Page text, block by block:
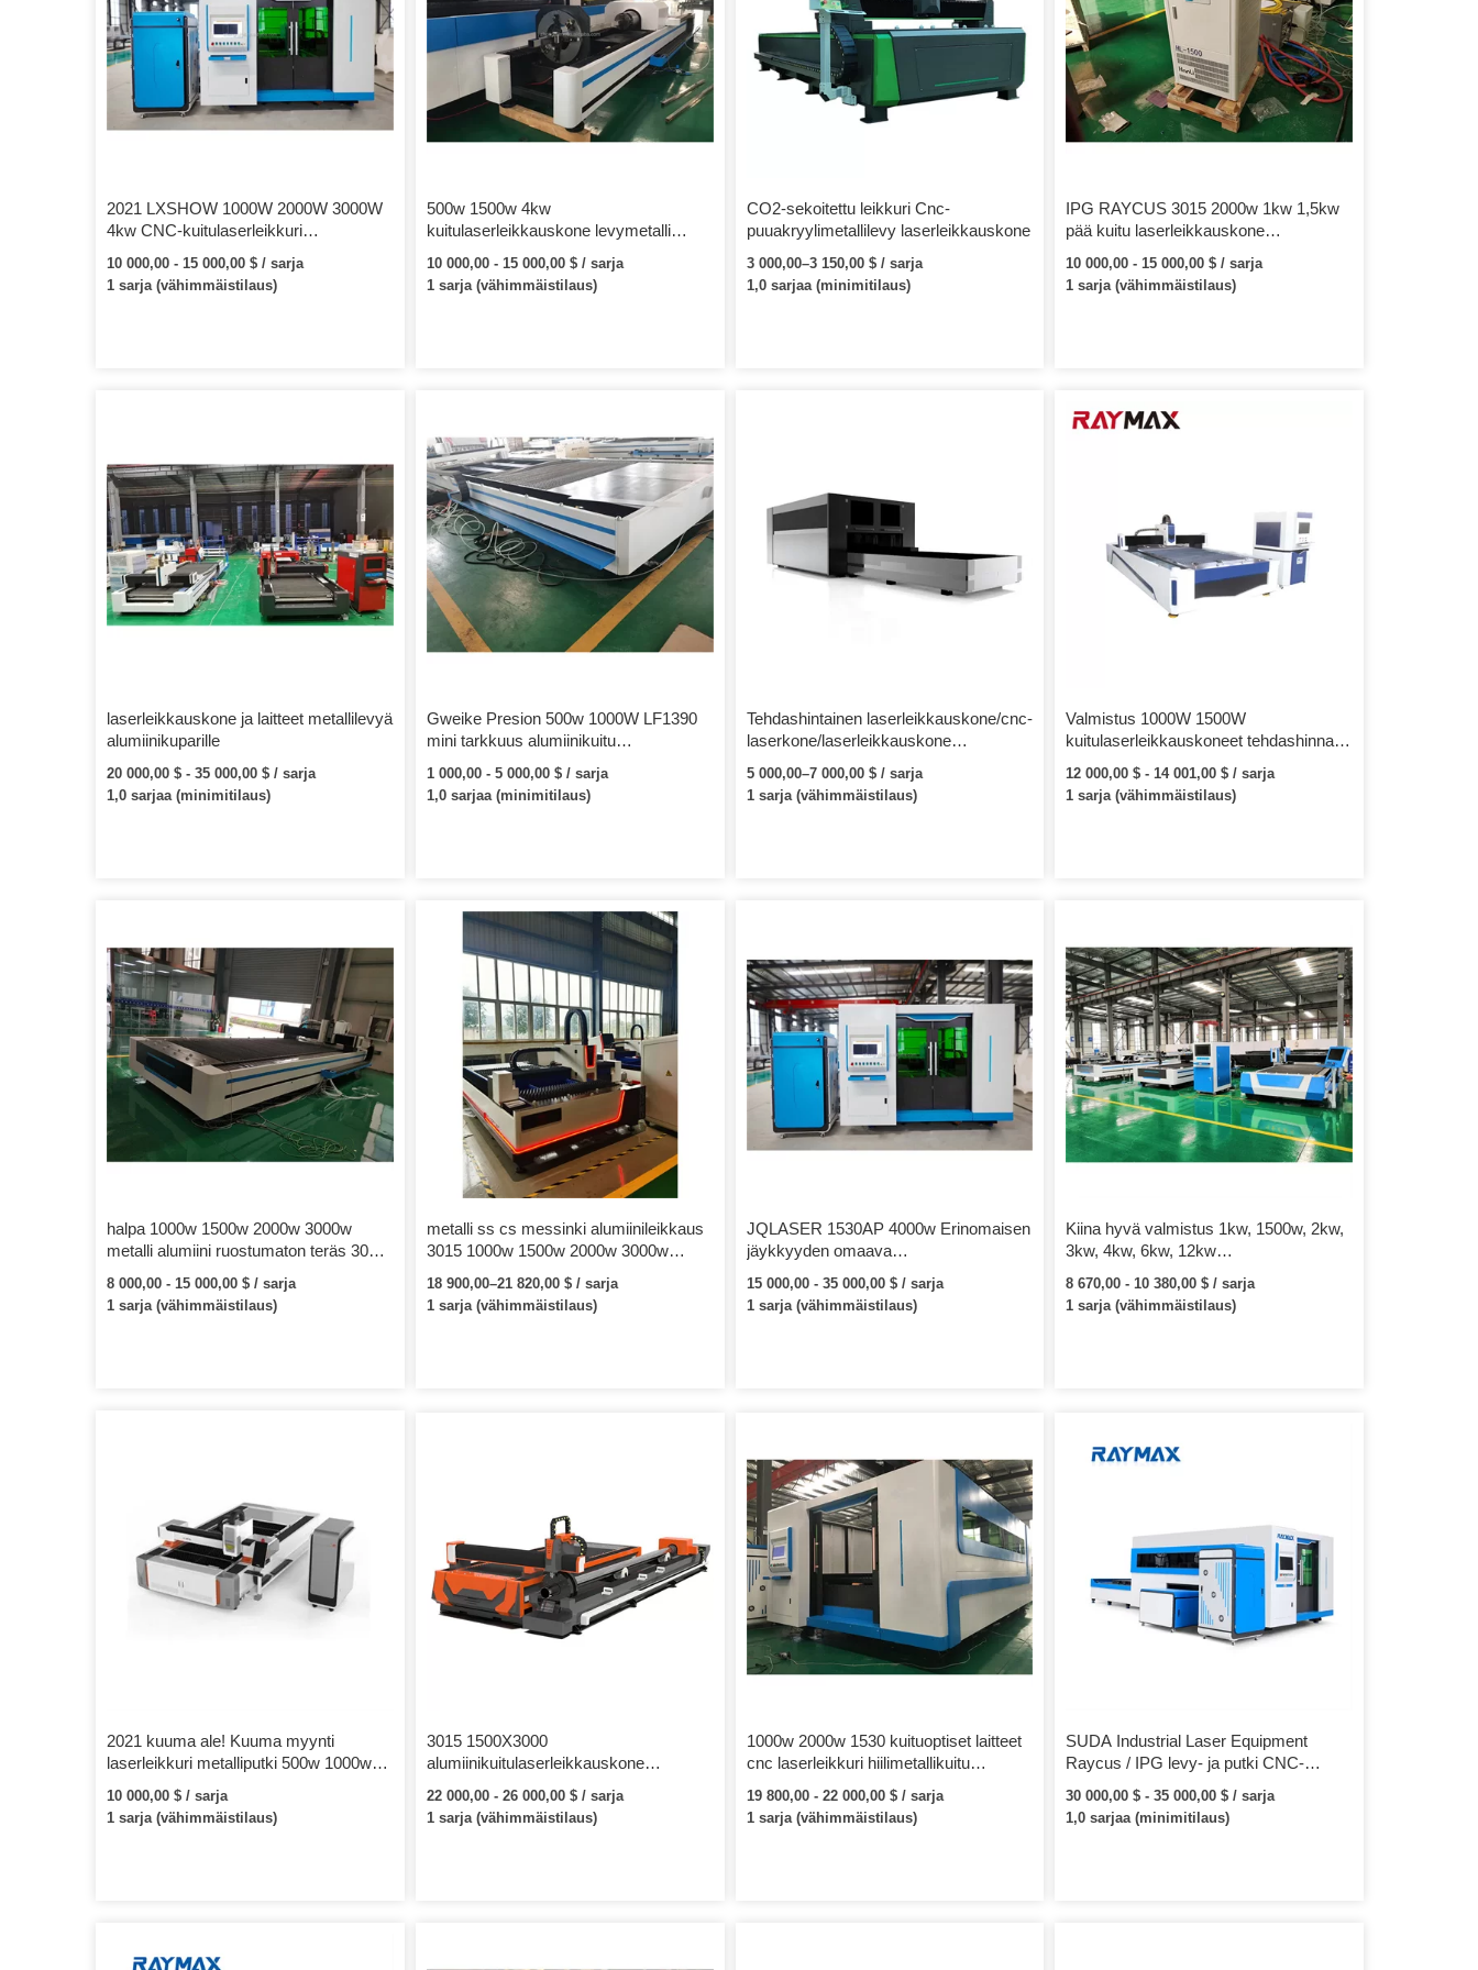
2021 LXSHOW 1000W 2000W 3000W
4kw CNC-kuitulaserleikkuri
teräsalumiinilevylle Wuhan Raycus
Fiber -laserleikkauskone
10 000,00 - 15 000,00 $ / sarja
1 sarja (vähimmäistilaus)
500w 1500w 4kw
kuitulaserleikkauskone levymetalli
laserleikkuri 2000w 3kw Luotettava
toimittaja Kiinassa
10 000,00 - 15 000,00 $ / sarja
1 sarja (vähimmäistilaus)
CO2-sekoitettu leikkuri Cnc-
puuakryylimetallilevy laserleikkauskone
3 000,00–3 150,00 $ / sarja
1,0 sarjaa (minimitilaus)
IPG RAYCUS 3015 2000w 1kw 1,5kw
pää kuitu laserleikkauskone
kuituleikkaus metallikoneet
10 000,00 - 15 000,00 $ / sarja
1 sarja (vähimmäistilaus)
laserleikkauskone ja laitteet metallilevyä
alumiinikuparille
20 000,00 $ - 35 000,00 $ / sarja
1,0 sarjaa (minimitilaus)
Gweike Presion 500w 1000W LF1390
mini tarkkuus alumiinikuitu
laserleikkauskone hinta
1 000,00 - 5 000,00 $ / sarja
1,0 sarjaa (minimitilaus)
Tehdashintainen laserleikkauskone/cnc-
laserkone/laserleikkauskone
5 000,00–7 000,00 $ / sarja
1 sarja (vähimmäistilaus)
Valmistus 1000W 1500W
kuitulaserleikkauskoneet tehdashinnalla
korkealaatuisella laserleikkauskoneella
12 000,00 $ - 14 001,00 $ / sarja
1 sarja (vähimmäistilaus)
halpa 1000w 1500w 2000w 3000w
metalli alumiini ruostumaton teräs 3015
4020 putki cnc kuitu laserleikkauskone
8 000,00 - 15 000,00 $ / sarja
1 sarja (vähimmäistilaus)
metalli ss cs messinki alumiinileikkaus
3015 1000w 1500w 2000w 3000w
4000w kuitulaserleikkauskone
18 900,00–21 820,00 $ / sarja
1 sarja (vähimmäistilaus)
JQLASER 1530AP 4000w Erinomaisen
jäykkyyden omaava
teräslevymetallikuitu laserleikkauskone
ruostumattomaan alumiiniin myytävänä
15 000,00 - 35 000,00 $ / sarja
1 sarja (vähimmäistilaus)
Kiina hyvä valmistus 1kw, 1500w, 2kw,
3kw, 4kw, 6kw, 12kw
kuitulaserleikkauskone IPG:llä,
Raycus-teho metallille
8 670,00 - 10 380,00 $ / sarja
1 sarja (vähimmäistilaus)
2021 kuuma ale! Kuuma myynti
laserleikkuri metalliputki 500w 1000w
kuitulaserleikkauskone
ruostumattomasta teräsputkesta
10 000,00 $ / sarja
1 sarja (vähimmäistilaus)
3015 1500X3000
alumiinikuitulaserleikkauskone
teollisuuslaserlaitteet
22 000,00 - 26 000,00 $ / sarja
1 sarja (vähimmäistilaus)
1000w 2000w 1530 kuituoptiset laitteet
cnc laserleikkuri hiilimetallikuitu
laserleikkauskone 6000W
19 800,00 - 22 000,00 $ / sarja
1 sarja (vähimmäistilaus)
SUDA Industrial Laser Equipment
Raycus / IPG levy- ja putki CNC-
kuitulaserleikkauskone pyörivällä
laitteella
30 000,00 $ - 35 000,00 $ / sarja
1,0 sarjaa (minimitilaus)